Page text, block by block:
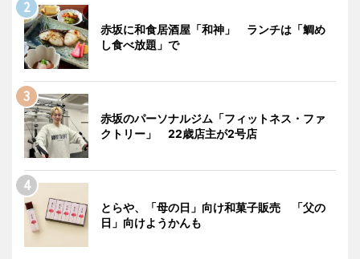
赤坂に和食居酒屋「和神」 ランチは「鯛め
し食べ放題」で
赤坂のパーソナルジム「フィットネス・ファ
クトリー」 22歳店主が2号店
とらや、「母の日」向け和菓子販売 「父の
日」向けようかんも